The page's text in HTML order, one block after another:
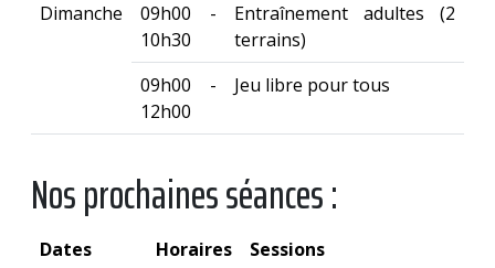
Dimanche
09h00 -
10h30
Entraînement adultes (2
terrains)
09h00 -
12h00
Jeu libre pour tous
Nos prochaines séances :
Dates Horaires
Sessions